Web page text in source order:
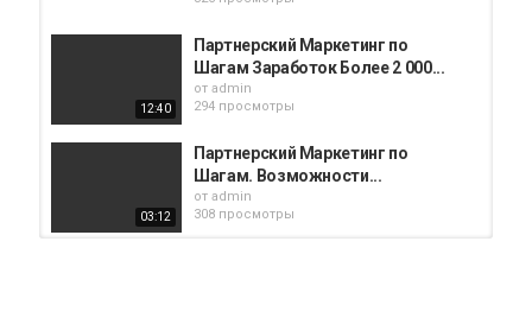
12:40
Партнерский Маркетинг по
Шагам Заработок Более 2 000...
от admin
294 просмотры
03:12
Партнерский Маркетинг по
Шагам. Возможности...
от admin
308 просмотры